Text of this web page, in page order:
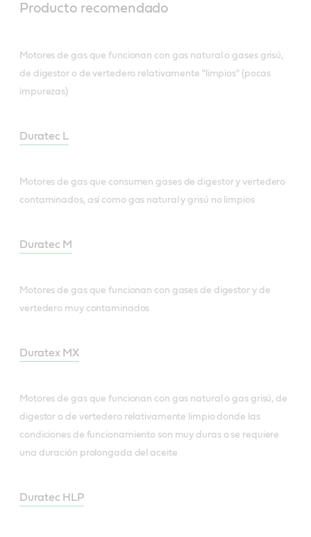
Producto recomendado
Motores de gas que funcionan con gas natural o gases grisú,
de digestor o de vertedero relativamente "limpios" (pocas
impurezas)
Duratec L
Motores de gas que consumen gases de digestor y vertedero
contaminados, así como gas natural y grisú no limpios
Duratec M
Motores de gas que funcionan con gases de digestor y de
vertedero muy contaminados
Duratex MX
Motores de gas que funcionan con gas natural o gas grisú, de
digestor o de vertedero relativamente limpio donde las
condiciones de funcionamiento son muy duras o se requiere
una duración prolongada del aceite
Duratec HLP